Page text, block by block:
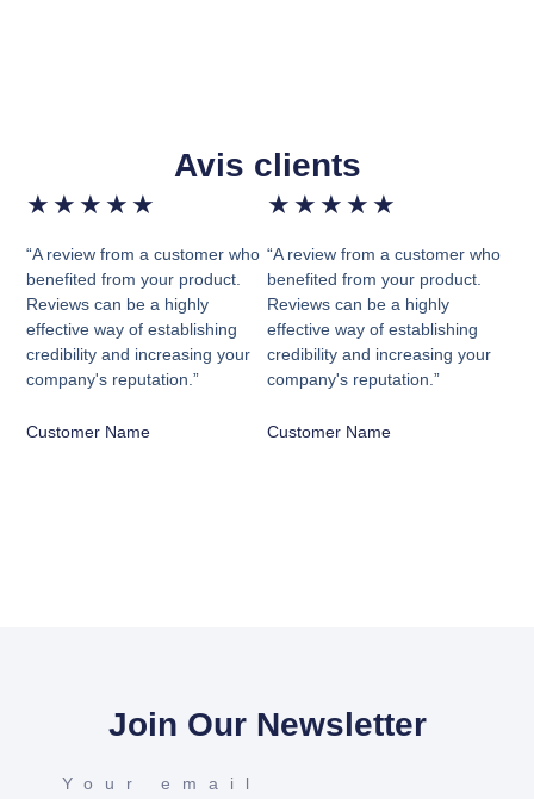
Avis clients
★ ★ ★ ★ ★
“A review from a customer who
benefited from your product.
Reviews can be a highly
effective way of establishing
credibility and increasing your
company's reputation.”
Customer Name
★ ★ ★ ★ ★
“A review from a customer who
benefited from your product.
Reviews can be a highly
effective way of establishing
credibility and increasing your
company's reputation.”
Customer Name
Join Our Newsletter